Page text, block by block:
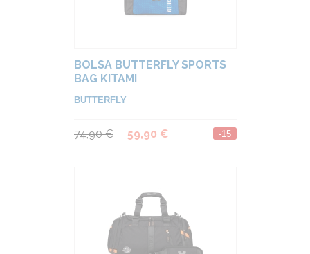
BOLSA BUTTERFLY SPORTS
BAG KITAMI
BUTTERFLY
74,90 € 59,90 € -15